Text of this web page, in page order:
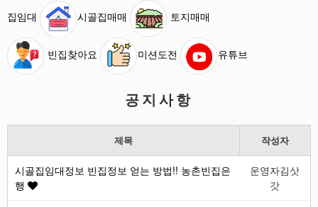
집임대 시골집매매 토지매매
빈집찾아요 미션도전 유튜브
공지사항
제목 작성자
시골집임대정보 빈집정보 얻는 방법!! 농촌빈집은
행
운영자김삿
갓